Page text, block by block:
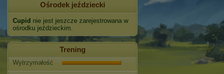
Ośrodek jeździecki
Cupid nie jest jeszcze zarejestrowana w
ośrodku jeździeckim.
Trening
Wytrzymałość